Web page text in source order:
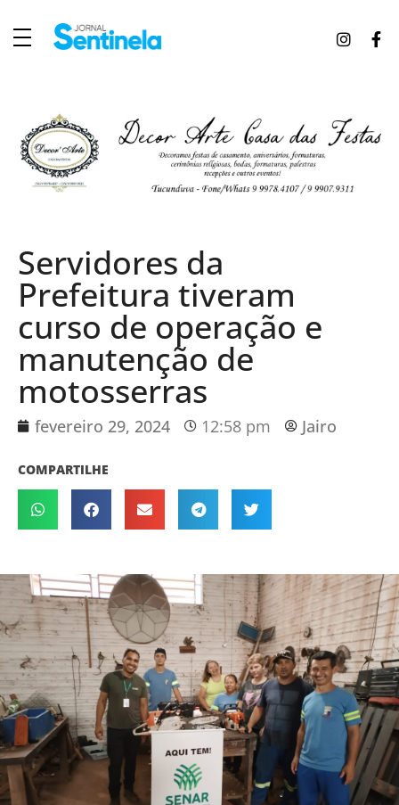
Servidores da
Prefeitura tiveram
curso de operação e
manutenção de
motosserras
fevereiro 29, 2024 12:58 pm Jairo
COMPARTILHE